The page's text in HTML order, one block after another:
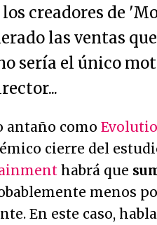
creadores de
las ventas
sería el único
antaño como
cierre del
habrá que
menos
En este caso,